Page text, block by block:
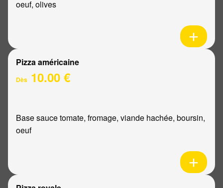
oeuf, olives
Pizza américaine
Dès 10.00 €
Base sauce tomate, fromage, viande hachée, boursin,
oeuf